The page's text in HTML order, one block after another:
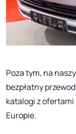
Poza tym, na
bezpłatny
katalogi z
Europie.